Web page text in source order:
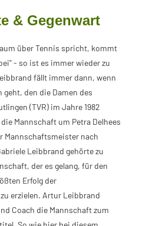
& Gegenwart
über Tennis spricht, kommt
- so ist es immer wieder zu
fällt immer dann, wenn
geht, den die Damen des
(TVR) im Jahre 1982
Mannschaft um Petra Delhees
Mannschaftsmeister nach
Leibbrand gehörte zu
der es gelang, für den
Erfolg der
erzielen. Artur Leibbrand
Coach die Mannschaft zum